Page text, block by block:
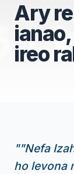
Ary
ireo
""Nefa
ho levona